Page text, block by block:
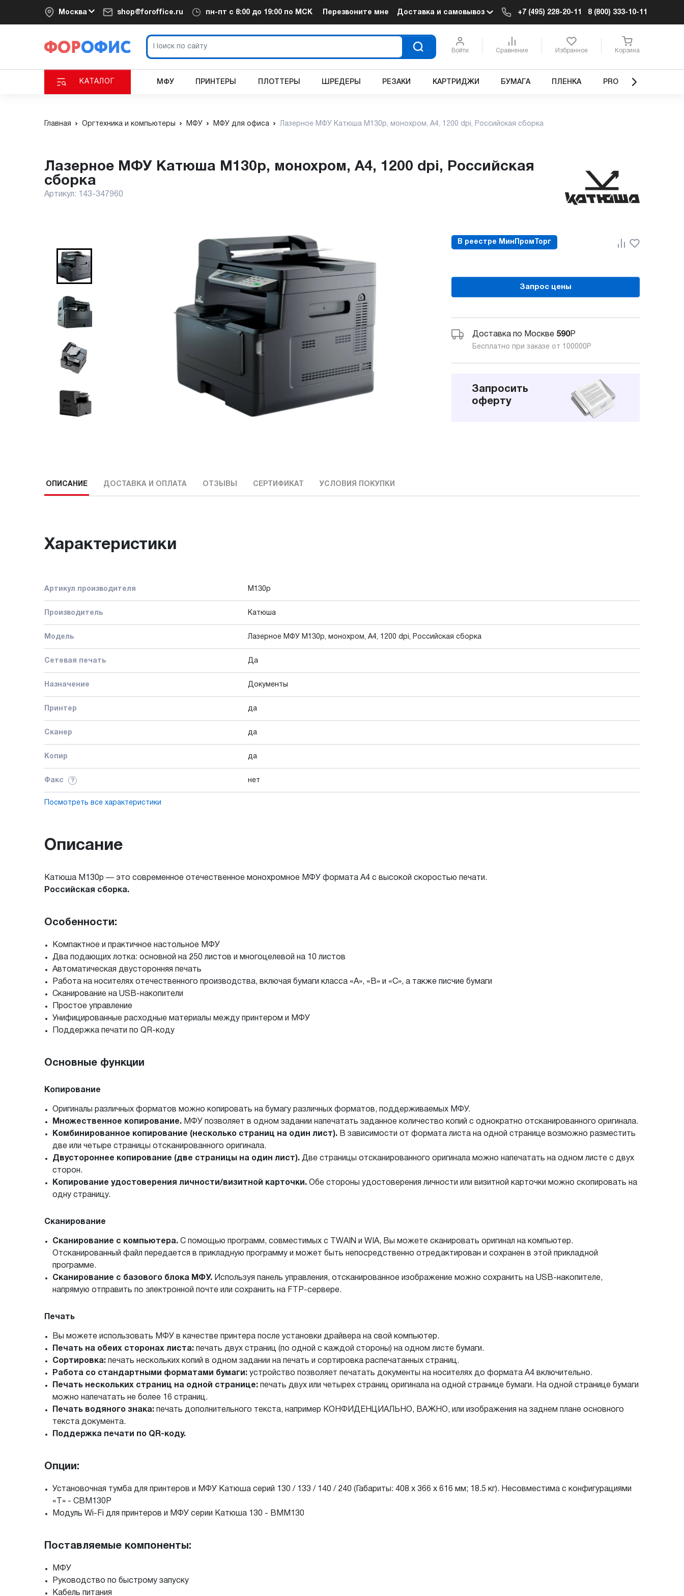
Москва shop@foroffice.ru пн-пт с 8:00 до 19:00 по МСК Перезвоните мне Доставка и самовывоз +7 (495) 228-20-11 8 (800) 333-10-11
Войти Сравнение Избранное Корзина
КАТАЛОГ МФУ ПРИНТЕРЫ ПЛОТТЕРЫ ШРЕДЕРЫ РЕЗАКИ КАРТРИДЖИ БУМАГА ПЛЕНКА PRO
Главная Оргтехника и компьютеры МФУ МФУ для офиса Лазерное МФУ Катюша М130p, монохром, А4, 1200 dpi, Российская сборка
Лазерное МФУ Катюша М130p, монохром, А4, 1200 dpi, Российская
сборка
Артикул: 143-347960
В реестре МинПромТорг
Запрос цены
Доставка по Москве 590Р
Бесплатно при заказе от 100000 Р
Запросить
оферту
ОПИСАНИЕ ДОСТАВКА И ОПЛАТА ОТЗЫВЫ СЕРТИФИКАТ УСЛОВИЯ ПОКУПКИ
Характеристики
Артикул производителя M130p
Производитель Катюша
Модель Лазерное МФУ М130p, монохром, А4, 1200 dpi, Российская сборка
Сетевая печать Да
Назначение Документы
Принтер да
Сканер да
Копир да
Факс ? нет
Посмотреть все характеристики
Описание
Катюша M130p — это современное отечественное монохромное МФУ формата А4 с высокой скоростью печати.
Российская сборка.
Особенности:
Компактное и практичное настольное МФУ
Два подающих лотка: основной на 250 листов и многоцелевой на 10 листов
Автоматическая двусторонняя печать
Работа на носителях отечественного производства, включая бумаги класса «А», «B» и «С», а также писчие бумаги
Сканирование на USB-накопители
Простое управление
Унифицированные расходные материалы между принтером и МФУ
Поддержка печати по QR-коду
Основные функции
Копирование
Оригиналы различных форматов можно копировать на бумагу различных форматов, поддерживаемых МФУ.
Множественное копирование. МФУ позволяет в одном задании напечатать заданное количество копий с однократно отсканированного оригинала.
Комбинированное копирование (несколько страниц на один лист). В зависимости от формата листа на одной странице возможно разместить
две или четыре страницы отсканированного оригинала.
Двустороннее копирование (две страницы на один лист). Две страницы отсканированного оригинала можно напечатать на одном листе с двух
сторон.
Копирование удостоверения личности/визитной карточки. Обе стороны удостоверения личности или визитной карточки можно скопировать на
одну страницу.
Сканирование
Сканирование с компьютера. С помощью программ, совместимых с TWAIN и WIA, Вы можете сканировать оригинал на компьютер.
Отсканированный файл передается в прикладную программу и может быть непосредственно отредактирован и сохранен в этой прикладной
программе.
Сканирование с базового блока МФУ. Используя панель управления, отсканированное изображение можно сохранить на USB-накопителе,
напрямую отправить по электронной почте или сохранить на FTP-сервере.
Печать
Вы можете использовать МФУ в качестве принтера после установки драйвера на свой компьютер.
Печать на обеих сторонах листа: печать двух страниц (по одной с каждой стороны) на одном листе бумаги.
Сортировка: печать нескольких копий в одном задании на печать и сортировка распечатанных страниц.
Работа со стандартными форматами бумаги: устройство позволяет печатать документы на носителях до формата A4 включительно.
Печать нескольких страниц на одной странице: печать двух или четырех страниц оригинала на одной странице бумаги. На одной странице бумаги
можно напечатать не более 16 страниц.
Печать водяного знака: печать дополнительного текста, например КОНФИДЕНЦИАЛЬНО, ВАЖНО, или изображения на заднем плане основного
текста документа.
Поддержка печати по QR-коду.
Опции:
Установочная тумба для принтеров и МФУ Катюша серий 130 / 133 / 140 / 240 (Габариты: 408 х 366 х 616 мм; 18.5 кг). Несовместима с конфигурациями
«Т» - CBM130P
Модуль Wi-Fi для принтеров и МФУ серии Катюша 130 - BMM130
Поставляемые компоненты:
МФУ
Руководство по быстрому запуску
Кабель питания